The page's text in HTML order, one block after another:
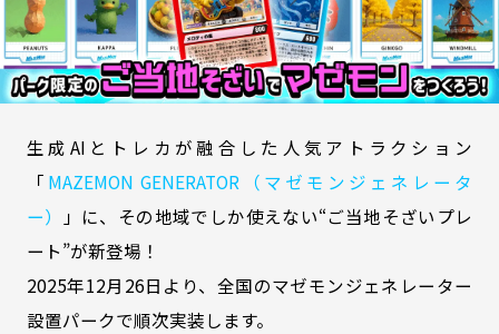
生成AIとトレカが融合した人気アトラクション
「 MAZEMON GENERATOR（マゼモンジェネレータ
ー）
」に、その地域でしか使えない“ご当地そざいプレ
ート”が新登場！
2025年12月26日より、全国のマゼモンジェネレーター
設置パークで順次実装します。